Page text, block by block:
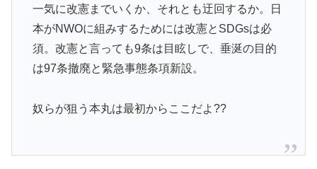
一気に改憲までいくか、それとも迂回するか。日
本がNWOに組みするためには改憲とSDGsは必
須。改憲と言っても9条は目眩しで、垂涎の目的
は97条撤廃と緊急事態条項新設。
奴らが狙う本丸は最初からここだよ??